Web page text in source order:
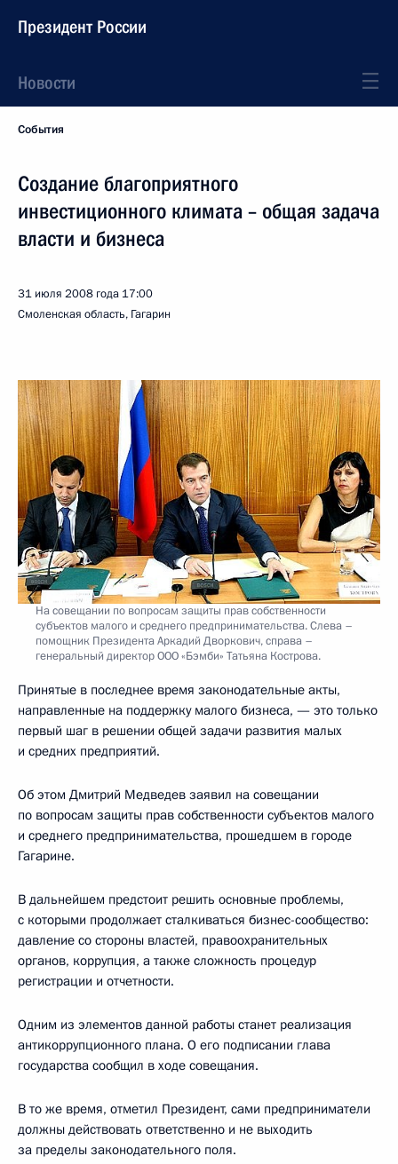
Президент России
Новости
События
Создание благоприятного
инвестиционного климата – общая задача
власти и бизнеса
31 июля 2008 года 17:00
Смоленская область, Гагарин
На совещании по вопросам защиты прав собственности
субъектов малого и среднего предпринимательства. Слева –
помощник Президента Аркадий Дворкович, справа –
генеральный директор ООО «Бэмби» Татьяна Кострова.
Принятые в последнее время законодательные акты,
направленные на поддержку малого бизнеса, — это только
первый шаг в решении общей задачи развития малых
и средних предприятий.
Об этом Дмитрий Медведев заявил на совещании
по вопросам защиты прав собственности субъектов малого
и среднего предпринимательства, прошедшем в городе
Гагарине.
В дальнейшем предстоит решить основные проблемы,
с которыми продолжает сталкиваться бизнес-сообщество:
давление со стороны властей, правоохранительных
органов, коррупция, а также сложность процедур
регистрации и отчетности.
Одним из элементов данной работы станет реализация
антикоррупционного плана. О его подписании глава
государства сообщил в ходе совещания.
В то же время, отметил Президент, сами предприниматели
должны действовать ответственно и не выходить
за пределы законодательного поля.